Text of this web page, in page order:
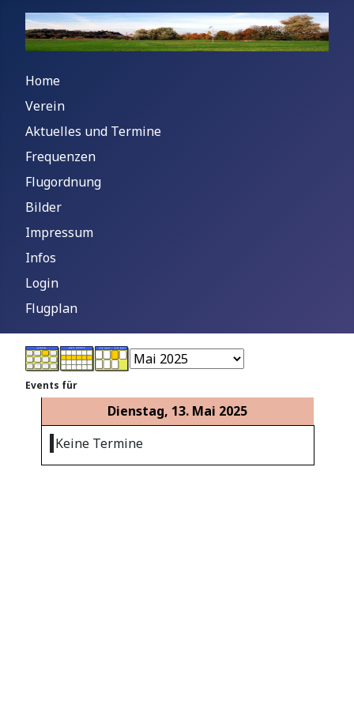
Home
Verein
Aktuelles und Termine
Frequenzen
Flugordnung
Bilder
Impressum
Infos
Login
Flugplan
Events für
Dienstag, 13. Mai 2025
Keine Termine